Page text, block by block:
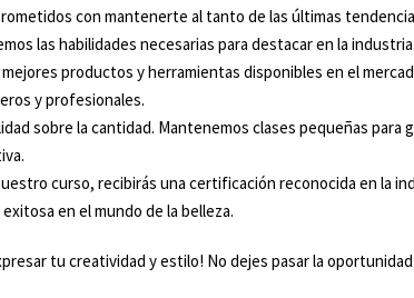
con mantenerte al tanto de las últimas
las habilidades necesarias para destacar en la industria.
mejores productos y herramientas disponibles en el
y profesionales.
sobre la cantidad. Mantenemos clases pequeñas
curso, recibirás una certificación reconocida en la
en el mundo de la belleza.
tu creatividad y estilo! No dejes pasar la